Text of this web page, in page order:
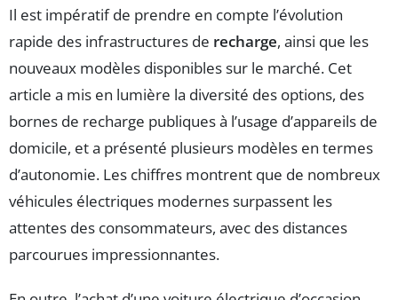
Il est impératif de prendre en compte l’évolution
rapide des infrastructures de recharge, ainsi que les
nouveaux modèles disponibles sur le marché. Cet
article a mis en lumière la diversité des options, des
bornes de recharge publiques à l’usage d’appareils de
domicile, et a présenté plusieurs modèles en termes
d’autonomie. Les chiffres montrent que de nombreux
véhicules électriques modernes surpassent les
attentes des consommateurs, avec des distances
parcourues impressionnantes.